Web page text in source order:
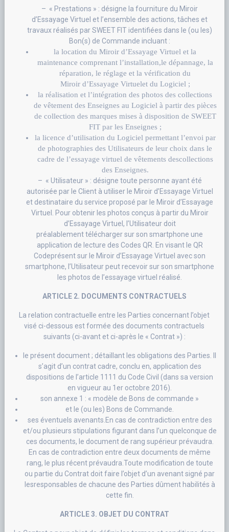
– « Prestations » : désigne la fourniture du Miroir
d’Essayage Virtuel et l’ensemble des actions, tâches et
travaux réalisés par SWEET FIT identifiées dans le (ou les)
Bon(s) de Commande incluant :
la location du Miroir d’Essayage Virtuel et la
maintenance comprenant l’installation,le dépannage, la
réparation, le réglage et la vérification du
Miroir d’Essayage Virtuelet du Logiciel ;
la réalisation et l’intégration des photos des collections
de vêtement des Enseignes au Logiciel à partir des pièces
de collection des marques mises à disposition de SWEET
FIT par les Enseignes ;
la licence d’utilisation du Logiciel permettant l’envoi par
de photographies des Utilisateurs de leur choix dans le
cadre de l’essayage virtuel de vêtements descollections
des Enseignes.
– « Utilisateur » : désigne toute personne ayant été
autorisée par le Client à utiliser le Miroir d’Essayage Virtuel
et destinataire du service proposé par le Miroir d’Essayage
Virtuel. Pour obtenir les photos conçus à partir du Miroir
d’Essayage Virtuel, l’Utilisateur doit
préalablement télécharger sur son smartphone une
application de lecture des Codes QR. En visant le QR
Codeprésent sur le Miroir d’Essayage Virtuel avec son
smartphone, l’Utilisateur peut recevoir sur son smartphone
les photos de l’essayage virtuel réalisé.
ARTICLE 2. DOCUMENTS CONTRACTUELS
La relation contractuelle entre les Parties concernant l’objet
visé ci-dessous est formée des documents contractuels
suivants (ci-avant et ci-après le « Contrat ») :
le présent document ; détaillant les obligations des Parties. Il
s’agit d’un contrat cadre, conclu en, application des
dispositions de l’article 1111 du Code Civil (dans sa version
en vigueur au 1er octobre 2016).
son annexe 1 : « modèle de Bons de commande »
et le (ou les) Bons de Commande.
ses éventuels avenants.En cas de contradiction entre des
et/ou plusieurs stipulations figurant dans l’un quelconque de
ces documents, le document de rang supérieur prévaudra.
En cas de contradiction entre deux documents de même
rang, le plus récent prévaudra.Toute modification de toute
ou partie du Contrat doit faire l’objet d’un avenant signé par
lesresponsables de chacune des Parties dûment habilités à
cette fin.
ARTICLE 3. OBJET DU CONTRAT